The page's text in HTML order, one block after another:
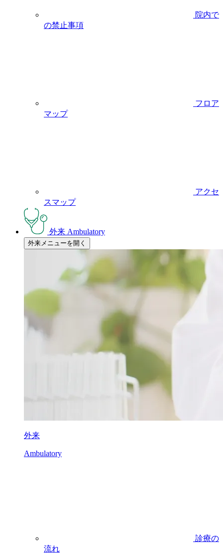
院内で
の禁止事項
フロア
マップ
アクセ
スマップ
外来 Ambulatory
外来メニューを開く
外来
Ambulatory
診療の
流れ